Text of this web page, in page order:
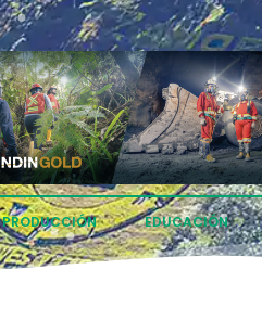
PRODUCCIÓN EDUCACIÓN